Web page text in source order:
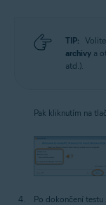
TIP:
archivy a
atd.).
Pak kliknutím na
Po dokončení testu